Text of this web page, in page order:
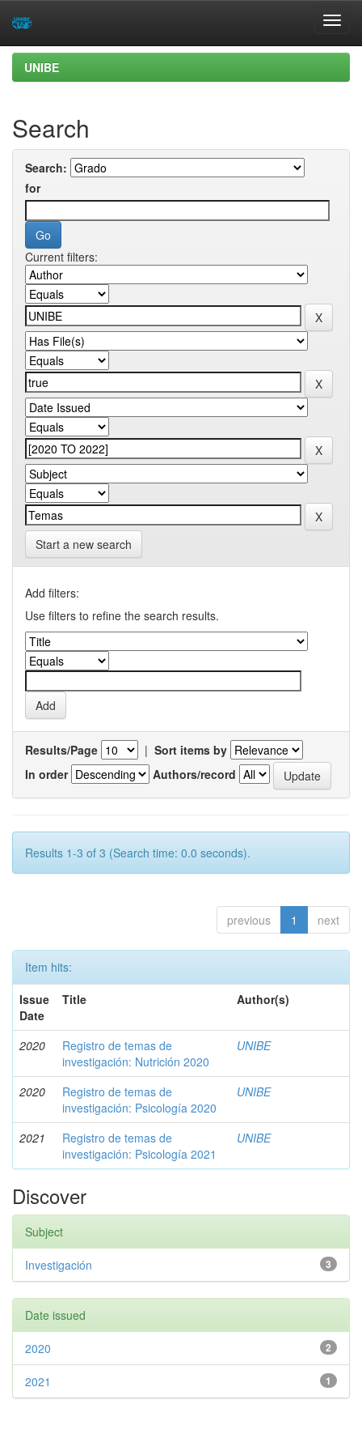
Skip
navigation
UNIBE
Search
Search:
for
Current filters:
Start a new search
Add filters:
Use filters to refine the search results.
Results/Page | Sort items by
In order
Authors/record
Results 1-3 of 3 (Search time: 0.0 seconds).
previous 1 next
Item hits:
Issue
Date
Title Author(s)
2020
Registro de temas de
investigación: Nutrición 2020
UNIBE
2020
Registro de temas de
investigación: Psicología 2020
UNIBE
2021
Registro de temas de
investigación: Psicología 2021
UNIBE
Discover
Subject
3
Investigación
Date issued
2
2020
1
2021